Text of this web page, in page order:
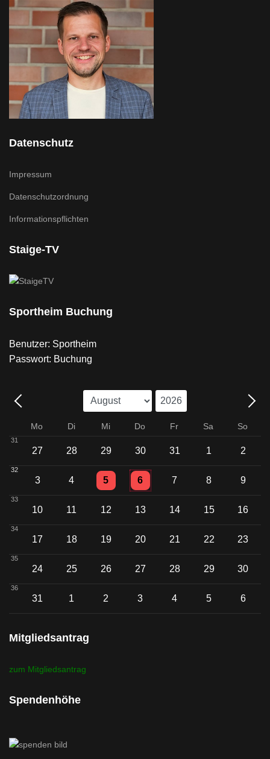
Datenschutz
Impressum
Datenschutzordnung
Informationspflichten
Staige-TV
Sportheim Buchung
Benutzer: Sportheim
Passwort: Buchung
Mo Di Mi Do Fr Sa So
31
27 28 29 30 31 1 2
32
3 4 5
Einzelne Veranstaltung
6
Einzelne Veranstaltung
7 8 9
33
10 11 12 13 14 15 16
34
17 18 19 20 21 22 23
35
24 25 26 27 28 29 30
36
31 1 2 3 4 5 6
Mitgliedsantrag
zum Mitgliedsantrag
Spendenhöhe